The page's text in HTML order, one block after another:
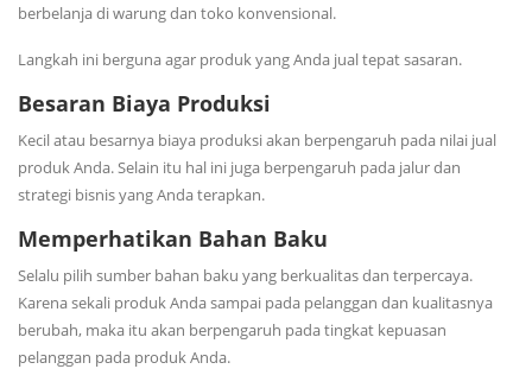
berbelanja di warung dan toko konvensional.
Langkah ini berguna agar produk yang Anda jual tepat sasaran.
Besaran Biaya Produksi
Kecil atau besarnya biaya produksi akan berpengaruh pada nilai jual
produk Anda. Selain itu hal ini juga berpengaruh pada jalur dan
strategi bisnis yang Anda terapkan.
Memperhatikan Bahan Baku
Selalu pilih sumber bahan baku yang berkualitas dan terpercaya.
Karena sekali produk Anda sampai pada pelanggan dan kualitasnya
berubah, maka itu akan berpengaruh pada tingkat kepuasan
pelanggan pada produk Anda.